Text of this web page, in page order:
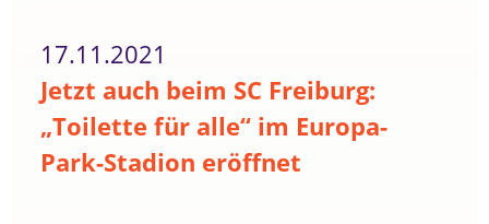
17.11.2021
Jetzt auch beim SC Freiburg:
„Toilette für alle“ im Europa-
Park-Stadion eröffnet